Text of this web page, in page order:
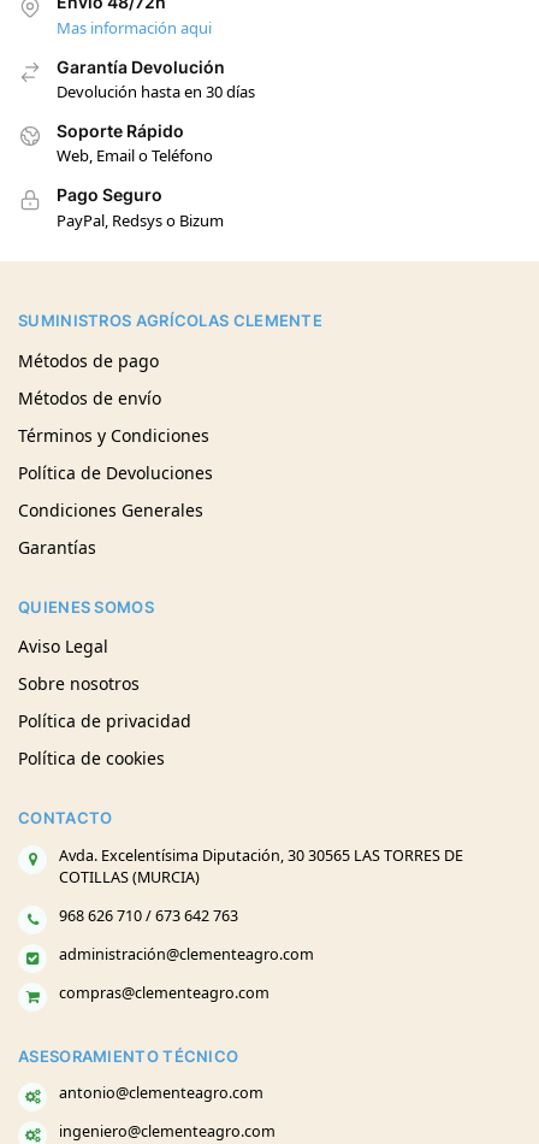
Mas información aqui
Garantía Devolución
Devolución hasta en 30 días
Soporte Rápido
Web, Email o Teléfono
Pago Seguro
PayPal, Redsys o Bizum
SUMINISTROS AGRÍCOLAS CLEMENTE
Métodos de pago
Métodos de envío
Términos y Condiciones
Política de Devoluciones
Condiciones Generales
Garantías
QUIENES SOMOS
Aviso Legal
Sobre nosotros
Política de privacidad
Política de cookies
CONTACTO
Avda. Excelentísima Diputación, 30 30565 LAS TORRES DE
COTILLAS (MURCIA)
968 626 710 / 673 642 763
administración@clementeagro.com
compras@clementeagro.com
ASESORAMIENTO TÉCNICO
antonio@clementeagro.com
ingeniero@clementeagro.com